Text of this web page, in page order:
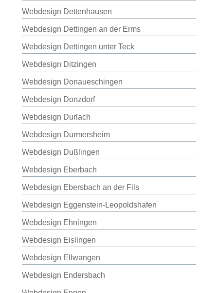
Webdesign Dettenhausen
Webdesign Dettingen an der Erms
Webdesign Dettingen unter Teck
Webdesign Ditzingen
Webdesign Donaueschingen
Webdesign Donzdorf
Webdesign Durlach
Webdesign Durmersheim
Webdesign Dußlingen
Webdesign Eberbach
Webdesign Ebersbach an der Fils
Webdesign Eggenstein-Leopoldshafen
Webdesign Ehningen
Webdesign Eislingen
Webdesign Ellwangen
Webdesign Endersbach